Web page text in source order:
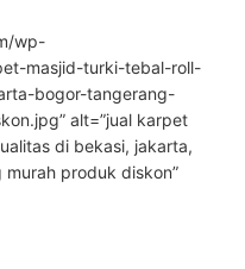
wp-
masjid-turki-tebal-roll-
bogor-tangerang-
alt=”jual karpet
di bekasi, jakarta,
produk diskon”